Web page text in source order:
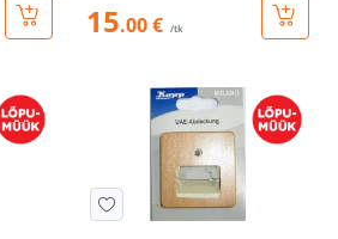
15.00 € /tk